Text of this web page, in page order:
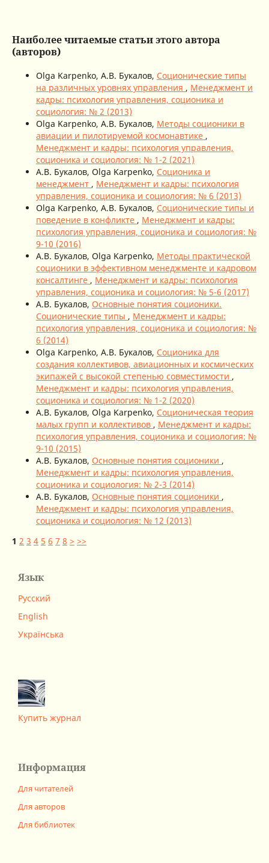
Наиболее читаемые статьи этого автора
(авторов)
Olga Karpenko, А.В. Букалов, Соционические типы
на различных уровнях управления , Менеджмент и
кадры: психология управления, соционика и
социология: № 2 (2013)
Olga Karpenko, А.В. Букалов, Методы соционики в
авиации и пилотируемой космонавтике ,
Менеджмент и кадры: психология управления,
соционика и социология: № 1-2 (2021)
А.В. Букалов, Olga Karpenko, Соционика и
менеджмент , Менеджмент и кадры: психология
управления, соционика и социология: № 6 (2013)
Olga Karpenko, А.В. Букалов, Соционические типы и
поведение в конфликте , Менеджмент и кадры:
психология управления, соционика и социология: №
9-10 (2016)
А.В. Букалов, Olga Karpenko, Методы практической
соционики в эффективном менеджменте и кадровом
консалтинге , Менеджмент и кадры: психология
управления, соционика и социология: № 5-6 (2017)
А.В. Букалов, Основные понятия соционики.
Соционические типы , Менеджмент и кадры:
психология управления, соционика и социология: №
6 (2014)
Olga Karpenko, А.В. Букалов, Соционика для
создания коллективов, авиационных и космических
экипажей с высокой степенью совместимости ,
Менеджмент и кадры: психология управления,
соционика и социология: № 1-2 (2020)
А.В. Букалов, Olga Karpenko, Соционическая теория
малых групп и коллективов , Менеджмент и кадры:
психология управления, соционика и социология: №
9-10 (2015)
А.В. Букалов, Основные понятия соционики ,
Менеджмент и кадры: психология управления,
соционика и социология: № 2-3 (2014)
А.В. Букалов, Основные понятия соционики ,
Менеджмент и кадры: психология управления,
соционика и социология: № 12 (2013)
1 2 3 4 5 6 7 8 > >>
Язык
Русский
English
Українська
Купить журнал
Информация
Для читателей
Для авторов
Для библиотек